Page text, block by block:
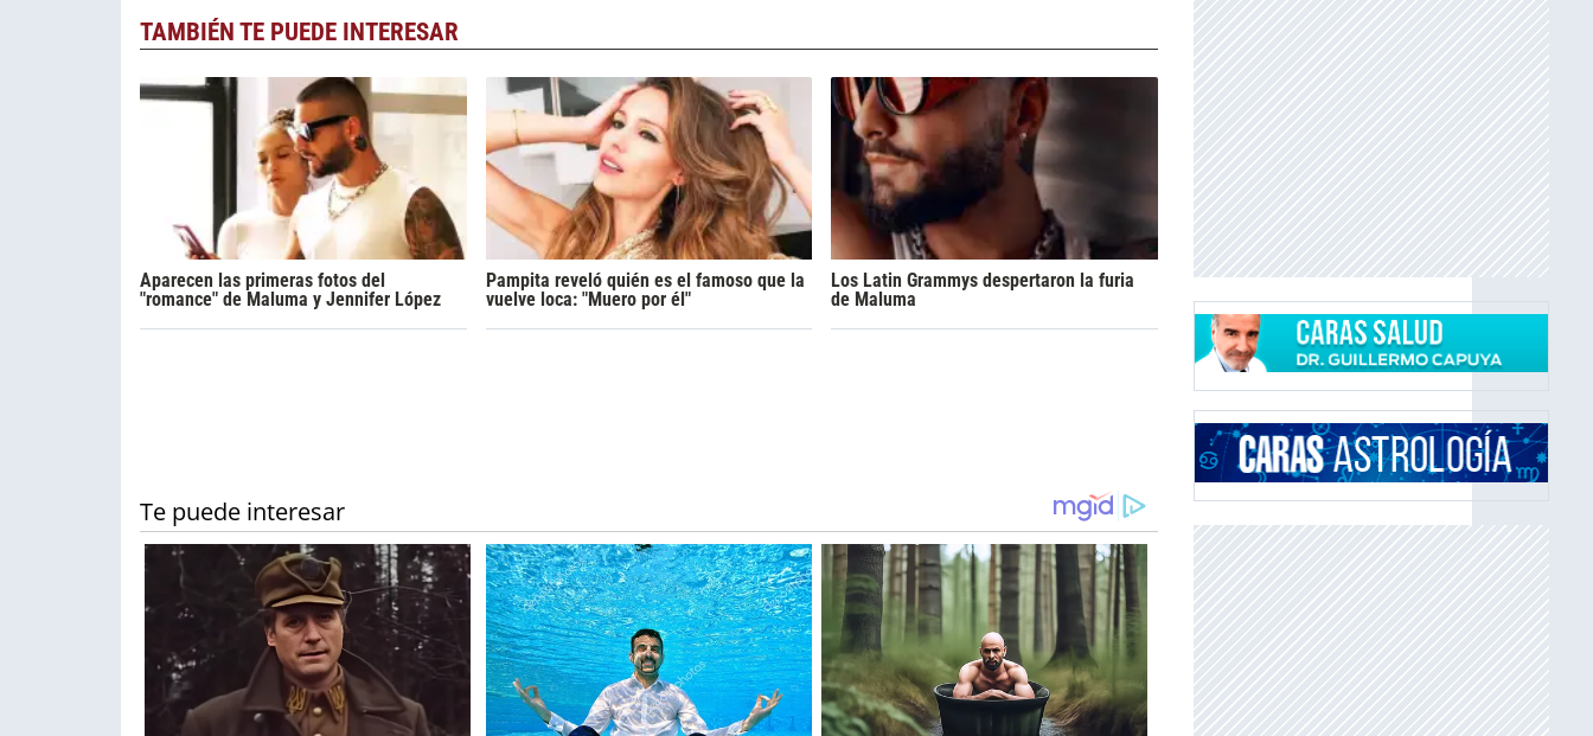
TAMBIÉN TE PUEDE INTERESAR
Aparecen las primeras fotos del
"romance" de Maluma y Jennifer López
Pampita reveló quién es el famoso que la
vuelve loca: "Muero por él"
Los Latin Grammys despertaron la furia
de Maluma